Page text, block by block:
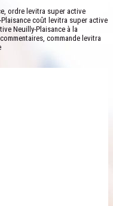
ordre levitra super active
coût levitra super active
Neuilly-Plaisance à la
commande levitra